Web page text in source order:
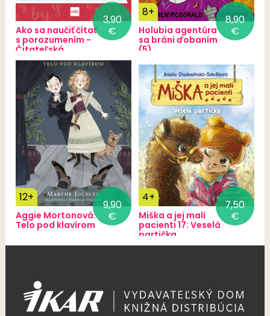
3,90
€
Ako sa naučiť čítať
s porozumením -
Čitateľská
gramotnosť pre 2.
ročník základných
8+
8,90
€
Holubia agentúra
sa bráni ďobaním
(5)
12+
9,90
€
Aggie Mortonová:
Telo pod klavírom
4+
7,50
€
Miška a jej malí
pacienti 17: Veselá
partička